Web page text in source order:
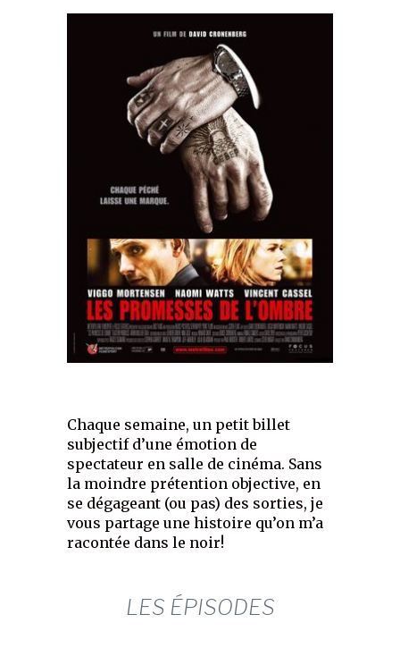
Chaque semaine, un petit billet
subjectif d’une émotion de
spectateur en salle de cinéma. Sans
la moindre prétention objective, en
se dégageant (ou pas) des sorties, je
vous partage une histoire qu’on m’a
racontée dans le noir!
LES ÉPISODES